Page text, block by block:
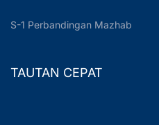
S-1 Perbandingan Mazhab
TAUTAN CEPAT